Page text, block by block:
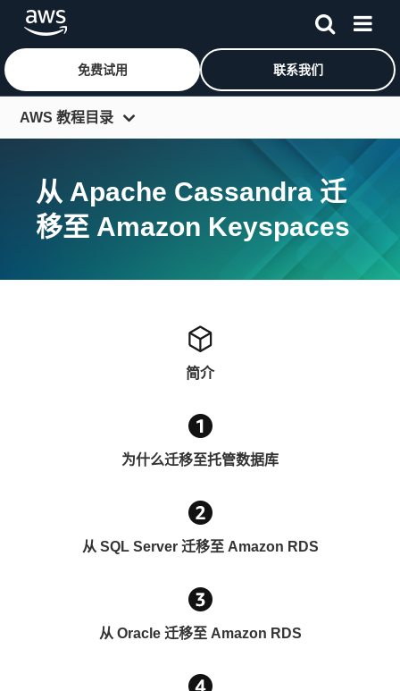
跳至主要内容
免费试用 联系我们
AWS 教程目录
开发人员中心
IT 专家中心
从 Apache Cassandra 迁
移至 Amazon Keyspaces
简介
为什么迁移至托管数据库
从 SQL Server 迁移至 Amazon RDS
从 Oracle 迁移至 Amazon RDS